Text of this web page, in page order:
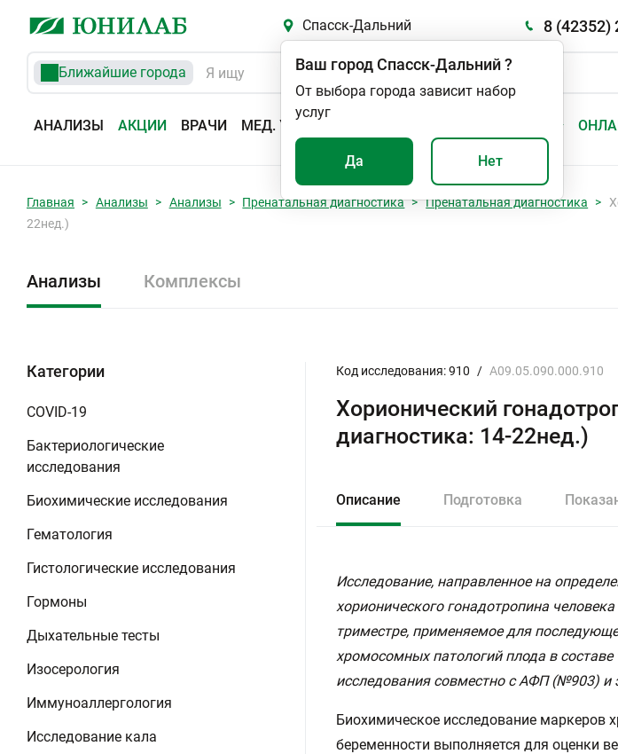
Спасск-Дальний 8 (42352)
Ближайшие города
АНАЛИЗЫ АКЦИИ ВРАЧИ МЕД. УСЛУГИ
Ваш городСпасск-Дальний?
От выбора города зависит набор
услуг
Да Нет
Главная Анализы Анализы Пренатальная диагностика Пренатальная диагностика
22нед.)
Анализы Комплексы
Категории
COVID-19
Бактериологические
исследования
Биохимические исследования
Гематология
Гистологические исследования
Гормоны
Дыхательные тесты
Изосерология
Иммуноаллергология
Исследование кала
Код исследования: 910 / A09.05.090.000.910
Хорионический
диагностика: 14-22нед.)
Описание Подготовка
Исследование, направленное на
хорионического гонадотропина
триместре, применяемое для
хромосомных патологий плода в составе
исследования совместно с АФП (№903)
Биохимическое исследование маркеров
беременности выполняется для оценки